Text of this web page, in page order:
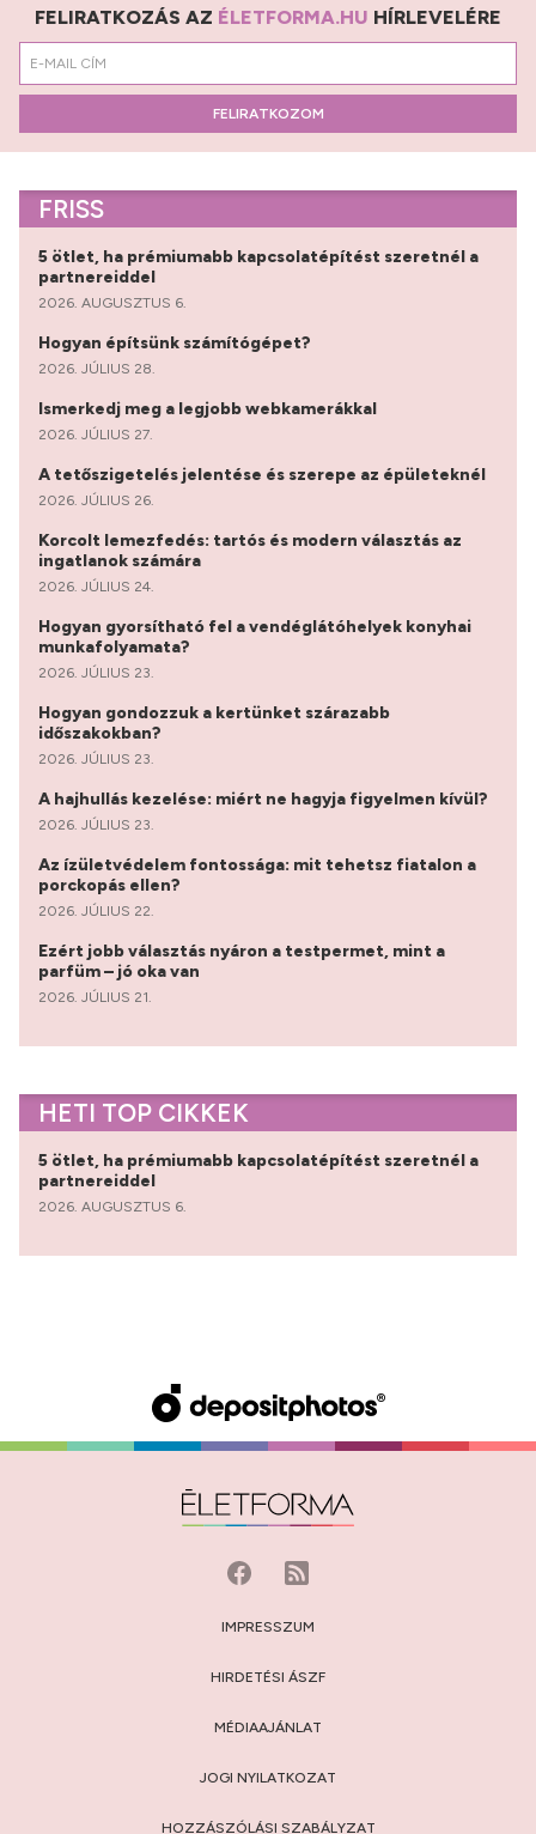
FELIRATKOZÁS AZ ÉLETFORMA.HU HÍRLEVELÉRE
FELIRATKOZOM
FRISS
5 ötlet, ha prémiumabb kapcsolatépítést szeretnél a
partnereiddel
2026. AUGUSZTUS 6.
Hogyan építsünk számítógépet?
2026. JÚLIUS 28.
Ismerkedj meg a legjobb webkamerákkal
2026. JÚLIUS 27.
A tetőszigetelés jelentése és szerepe az épületeknél
2026. JÚLIUS 26.
Korcolt lemezfedés: tartós és modern választás az
ingatlanok számára
2026. JÚLIUS 24.
Hogyan gyorsítható fel a vendéglátóhelyek konyhai
munkafolyamata?
2026. JÚLIUS 23.
Hogyan gondozzuk a kertünket szárazabb
időszakokban?
2026. JÚLIUS 23.
A hajhullás kezelése: miért ne hagyja figyelmen kívül?
2026. JÚLIUS 23.
Az ízületvédelem fontossága: mit tehetsz fiatalon a
porckopás ellen?
2026. JÚLIUS 22.
Ezért jobb választás nyáron a testpermet, mint a
parfüm – jó oka van
2026. JÚLIUS 21.
HETI TOP CIKKEK
5 ötlet, ha prémiumabb kapcsolatépítést szeretnél a
partnereiddel
2026. AUGUSZTUS 6.
IMPRESSZUM
HIRDETÉSI ÁSZF
MÉDIAAJÁNLAT
JOGI NYILATKOZAT
HOZZÁSZÓLÁSI SZABÁLYZAT